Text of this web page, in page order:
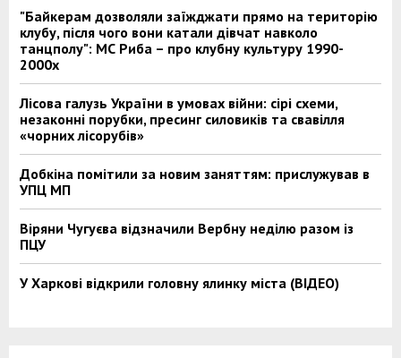
"Байкерам дозволяли заїжджати прямо на територію
клубу, після чого вони катали дівчат навколо
танцполу": МС Риба – про клубну культуру 1990-
2000х
Лісова галузь України в умовах війни: сірі схеми,
незаконні порубки, пресинг силовиків та свавілля
«чорних лісорубів»
Добкіна помітили за новим заняттям: прислужував в
УПЦ МП
Віряни Чугуєва відзначили Вербну неділю разом із
ПЦУ
У Харкові відкрили головну ялинку міста (ВІДЕО)